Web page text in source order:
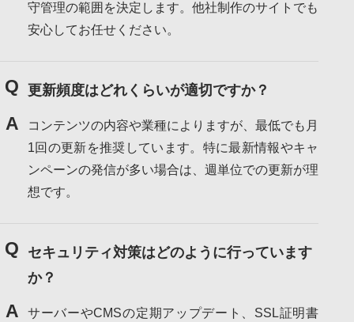
守管理の範囲を決定します。他社制作のサイトでも
安心してお任せください。
Q 更新頻度はどれくらいが適切ですか？
A
コンテンツの内容や業種によりますが、最低でも月
1回の更新を推奨しています。特に最新情報やキャ
ンペーンの発信が多い場合は、週単位での更新が理
想です。
Q
セキュリティ対策はどのように行っています
か？
A
サーバーやCMSの定期アップデート、SSL証明書